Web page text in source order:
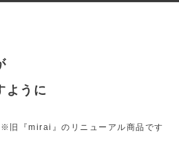
ように
※旧『mirai』のリニューアル商品です